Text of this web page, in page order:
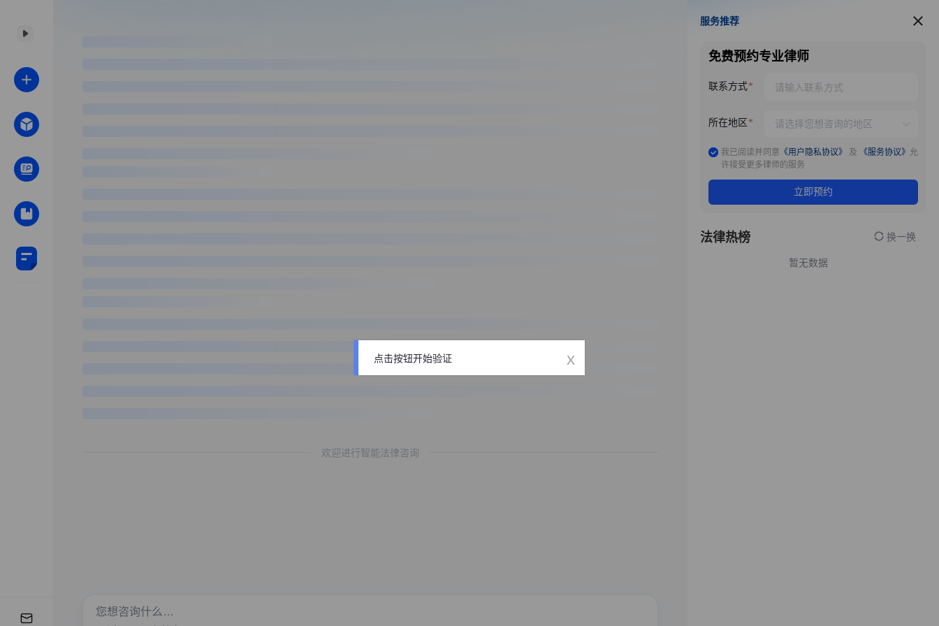
欢迎进行智能法律咨询
服务推荐
服务推荐
免费预约专业律师
联系方式
所在地区
我已阅读并同意 《用户隐私协议》 及 《服务协议》 允
许接受更多律师的服务
立即预约
法律热榜 换一换
暂无数据
点击按钮开始验证 x